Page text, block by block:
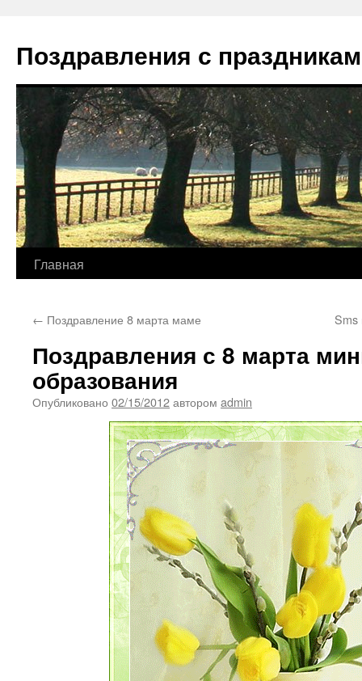
содержимому
Поздравления с
Главная
← Поздравление 8 марта маме Sms
Поздравления с 8 марта
образования
Опубликовано 02/15/2012автором admin